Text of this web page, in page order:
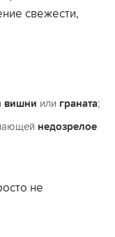
свежести,
вишни или граната;
недозрелое
не